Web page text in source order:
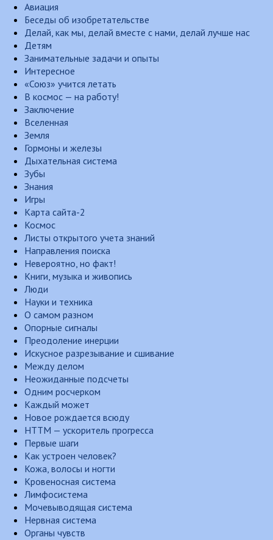
Авиация
Беседы об изобретательстве
Делай, как мы, делай вместе с нами, делай лучше нас
Детям
Занимательные задачи и опыты
Интересное
«Союз» учится летать
В космос — на работу!
Заключение
Вселенная
Земля
Гормоны и железы
Дыхательная система
Зубы
Знания
Игры
Карта сайта-2
Космос
Листы открытого учета знаний
Направления поиска
Невероятно, но факт!
Книги, музыка и живопись
Люди
Науки и техника
О самом разном
Опорные сигналы
Преодоление инерции
Искусное разрезывание и сшивание
Между делом
Неожиданные подсчеты
Одним росчерком
Каждый может
Новое рождается всюду
НТТМ — ускоритель прогресса
Первые шаги
Как устроен человек?
Кожа, волосы и ногти
Кровеносная система
Лимфосистема
Мочевыводящая система
Нервная система
Органы чувств